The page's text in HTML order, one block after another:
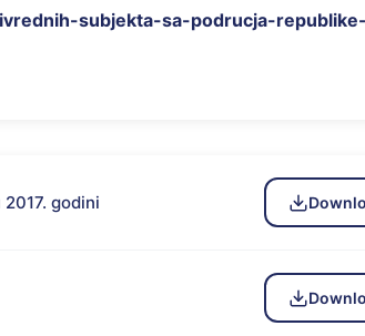
subjekta-sa-podrucja-republike-
godini